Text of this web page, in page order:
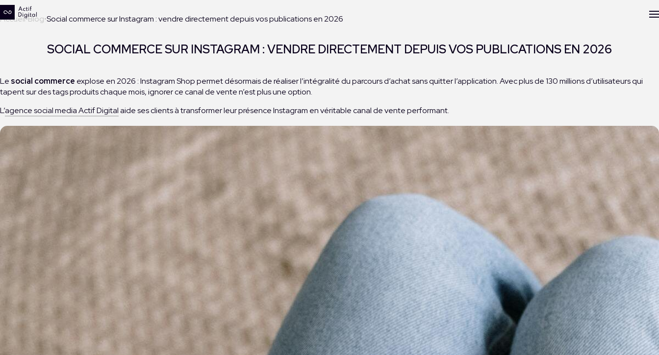
Accueil Blog Social commerce sur Instagram : vendre directement depuis vos publications en 2026
SOCIAL COMMERCE SUR INSTAGRAM : VENDRE DIRECTEMENT DEPUIS VOS PUBLICATIONS EN 2026
Le social commerce explose en 2026 : Instagram Shop permet désormais de réaliser l’intégralité du parcours d’achat sans quitter l’application. Avec plus de 130 millions d’utilisateurs qui
tapent sur des tags produits chaque mois, ignorer ce canal de vente n’est plus une option.
L’agence social media Actif Digitalaide ses clients à transformer leur présence Instagram en véritable canal de vente performant.